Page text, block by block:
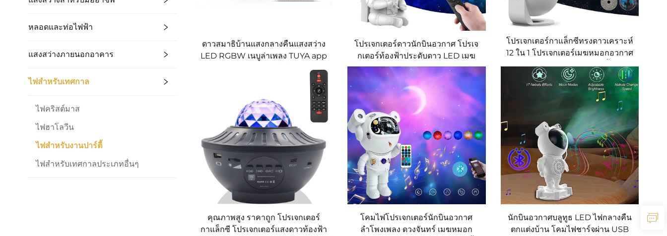
หลอดและท่อไฟฟ้า
แสงสว่างภายนอกอาคาร
ไฟสำหรับเทศกาล
ไฟคริสต์มาส
ไฟฮาโลวีน
ไฟสำหรับงานปาร์ตี้
ไฟสำหรับเทศกาลประเภทอื่นๆ
ดาวสมาธิบ้านแสงกลางคืนแสงสว่าง
LED RGBW เนบูล่าเพลง TUYA app
โปรเจคเตอร์กาแล็กซี่คลื่นเลเซอร์
โปรเจกเตอร์ดาวนักบินอวกาศ โปรเจ
กเตอร์ท้องฟ้าประดับดาว LED เมฆ
หมอก Sterren อวกาศกาแล็กซี
ตกแต่งบ้าน ไฟกลางคืนโปรเจกเตอร์
นักบินอวกาศ
โปรเจกเตอร์กาแล็กซีทรงดาวเคราะห์
12 ใน 1 โปรเจกเตอร์เมฆหมอกอวกาศ
หมุนได้ โคมไฟโปรเจกเตอร์ตั้งเวลา
ได้ ไฟท้องฟ้ากลางคืนสำหรับห้อง
นอนของเด็ก
คุณภาพสูง ราคาถูก โปรเจกเตอร์
กาแล็กซี โปรเจกเตอร์แสงดาวท้องฟ้า
โคมไฟโปรเจกเตอร์นักบินอวกาศ
ลำโพงเพลง ดวงจันทร์ เมฆหมอก
นักบินอวกาศบลูทูธ LED ไฟกลางคืน
ตกแต่งบ้าน โคมไฟชาร์จผ่าน USB